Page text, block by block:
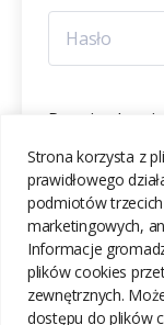
Strona korzysta z
prawidłowego
podmiotów
marketingowych,
Informacje
plików cookies
zewnętrznych.
dostępu do plików
Potwierdzenie